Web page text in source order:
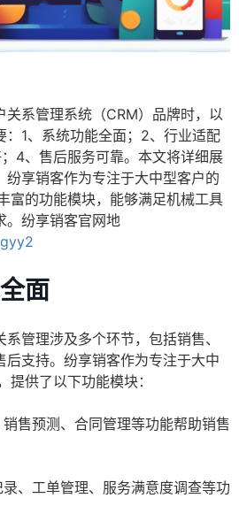
关系管理系统（CRM）品牌时，以
：1、系统功能全面；2、行业适配
4、售后服务可靠。本文将详细展
纷享销客作为专注于大中型客户的
富的功能模块，能够满足机械工具
。纷享销客官网地
面
管理涉及多个环节，包括销售、
后支持。纷享销客作为专注于大中
提供了以下功能模块：
销售预测、合同管理等功能帮助销售
录、工单管理、服务满意度调查等功